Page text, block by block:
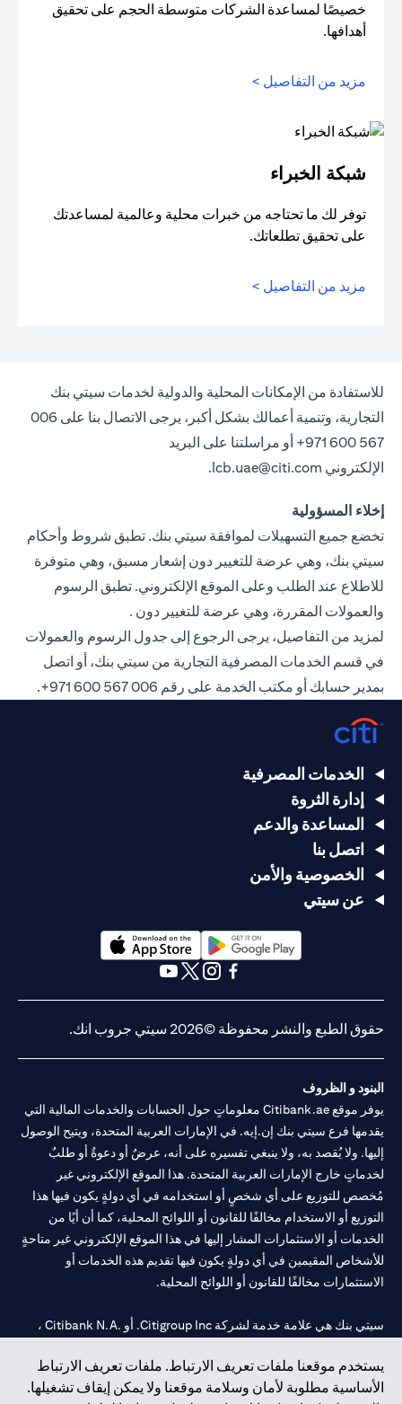
خصيصًا لمساعدة الشركات متوسطة الحجم على تحقيق
أهدافها.
مزيد من التفاصيل >
شبكة الخبراء
توفر لك ما تحتاجه من خبرات محلية وعالمية لمساعدتك
على تحقيق تطلعاتك.
مزيد من التفاصيل >
للاستفادة من الإمكانات المحلية والدولية لخدمات سيتي بنك
التجارية، وتنمية أعمالك بشكل أكبر، يرجى الاتصال بنا على 006
567 600 971+ أو مراسلتنا على البريد
الإلكتروني lcb.uae@citi.com
.
إخلاء المسؤولية
تخضع جميع التسهيلات لموافقة سيتي بنك. تطبق شروط وأحكام
سيتي بنك، وهي عرضة للتغيير دون إشعار مسبق، وهي متوفرة
للاطلاع عند الطلب وعلى الموقع الإلكتروني. تطبق الرسوم
والعمولات المقررة، وهي عرضة للتغيير دون .
لمزيد من التفاصيل، يرجى الرجوع إلى جدول الرسوم والعمولات
في قسم الخدمات المصرفية التجارية من سيتي بنك، أو اتصل
بمدير حسابك أو مكتب الخدمة على رقم 006 567 600 971+
.
يستخدم موقعنا ملفات تعريف الارتباط. ملفات تعريف الارتباط
الأساسية مطلوبة لأمان وسلامة موقعنا ولا يمكن إيقاف تشغيلها.
الخدمات المصرفية
إدارة الثروة
المساعدة والدعم
اتصل بنا
الخصوصية والأمن
عن سيتي
(opens in a new tab)
حقوق الطبع والنشر محفوظة ©2026 سيتي جروب انك.
البنود و الظروف
يوفر موقع Citibank.ae معلوماتٍ حول الحسابات والخدمات المالية التي
يقدمها فرع سيتي بنك إن.إيه. في الإمارات العربية المتحدة، ويتيح الوصول
إليها. ولا يُقصد به، ولا ينبغي تفسيره على أنه، عرضٌ أو دعوةٌ أو طلبٌ
لخدماتٍ خارج الإمارات العربية المتحدة. هذا الموقع الإلكتروني غير
مُخصص للتوزيع على أي شخصٍ أو استخدامه في أي دولةٍ يكون فيها هذا
التوزيع أو الاستخدام مخالفًا للقانون أو اللوائح المحلية، كما أن أيًا من
الخدمات أو الاستثمارات المشار إليها في هذا الموقع الإلكتروني غير متاحةٍ
للأشخاص المقيمين في أي دولةٍ يكون فيها تقديم هذه الخدمات أو
الاستثمارات مخالفًا للقانون أو اللوائح المحلية.
سيتي بنك هي علامة خدمة لشركة Citigroup Inc. أو .Citibank N.A ،
سيتي بنك إن. إيه. الإمارات مسجل لدى مصرف الإمارات المركزي تحت